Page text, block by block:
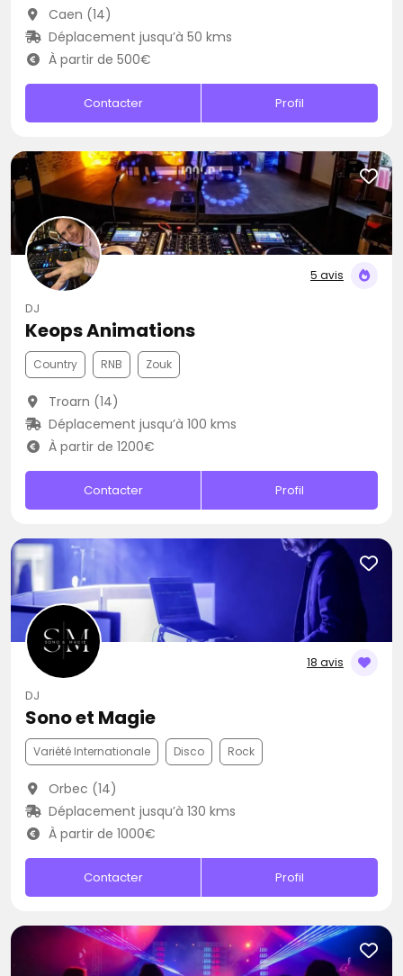
Caen (14)
Déplacement jusqu’à 50 kms
À partir de 500€
Contacter Profil
5 avis
DJ
Keops Animations
Country RNB Zouk
Troarn (14)
Déplacement jusqu’à 100 kms
À partir de 1200€
Contacter Profil
18 avis
DJ
Sono et Magie
Variété Internationale Disco Rock
Orbec (14)
Déplacement jusqu’à 130 kms
À partir de 1000€
Contacter Profil